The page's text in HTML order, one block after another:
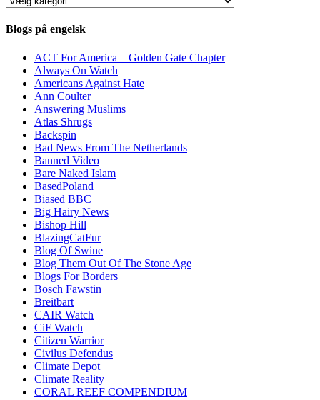
Blogs på engelsk
ACT For America – Golden Gate Chapter
Always On Watch
Americans Against Hate
Ann Coulter
Answering Muslims
Atlas Shrugs
Backspin
Bad News From The Netherlands
Banned Video
Bare Naked Islam
BasedPoland
Biased BBC
Big Hairy News
Bishop Hill
BlazingCatFur
Blog Of Swine
Blog Them Out Of The Stone Age
Blogs For Borders
Bosch Fawstin
Breitbart
CAIR Watch
CiF Watch
Citizen Warrior
Civilus Defendus
Climate Depot
Climate Reality
CORAL REEF COMPENDIUM